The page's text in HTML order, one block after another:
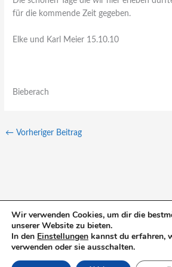
für die kommende Zeit gegeben.
Elke und Karl Meier 15.10.10
Bieberach
← Vorheriger Beitrag
S
c
Wir verwenden Cookies, um dir die
unserer Website zu bieten.
In den Einstellungen kannst du erfahren,
verwenden oder sie ausschalten.